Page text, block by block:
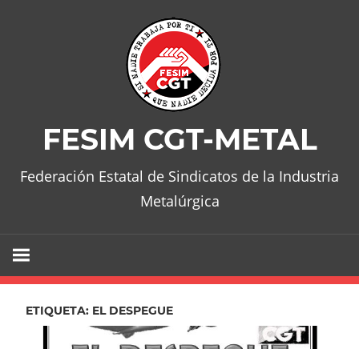
FESIM CGT-METAL
Federación Estatal de Sindicatos de la Industria
Metalúrgica
ETIQUETA: EL DESPEGUE